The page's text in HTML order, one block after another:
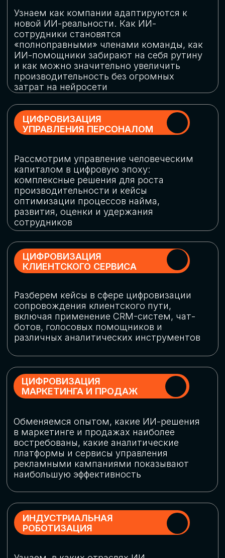
огромную статью затрат
ОБЛАЧНЫЕ ТЕХНОЛОГИИ
Подискутируем, какие облачные решения
существуют на рынке и почему
использование мультиоблачных моделей
не только снижает затраты, но и
«пересборки» бизнес-моделей
СКАЧАТЬ
ПРОГРАММУ
КОНФЕРЕНЦИИ
Оставьте заявку, мы направим вам
программу конференции
СКАЧАТЬ ПРОГРАММУ
СПИКЕРЫ
СТАТЬ СПИКЕРОМ
В конференции участвовали более 120 спикеров